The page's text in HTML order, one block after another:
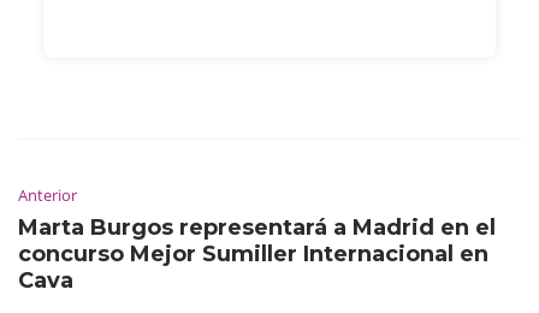
Anterior
Marta Burgos representará a Madrid en el
concurso Mejor Sumiller Internacional en
Cava